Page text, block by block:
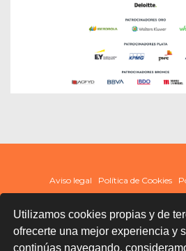
Utilizamos cookies propias y de
ofrecerte una mejor experiencia y
continúas navegando,
Aviso legal Política de Cookies